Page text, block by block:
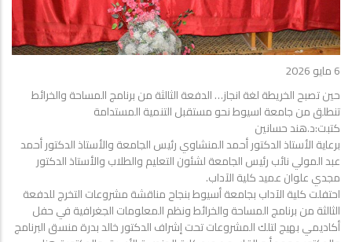
6 مايو 2026
حين تصبح الخريطة لغة انجاز… الدفعة الثالثة من برنامج المساحة والخرائط
تنطلق من جامعة اسيوط نحو مستقبل التنمية المستدامة
كتبت:د.هند حسانين
برعاية الأستاذ الدكتور أحمد المنشاوي رئيس الجامعة والأستاذ الدكتور أحمد
عبد المولي نائب رئيس الجامعة لشئون التعليم والطلاب والأستاذ الدكتور
مجدي علوان عميد كلية الآداب.
احتفلت كلية الآداب بجامعة أسيوط بنجاح مناقشة مشروعات التخرج للدفعة
الثالثة من برنامج المساحة والخرائط ونظم المعلومات الجغرافية في حفل
أكاديمي بهيج لتلك المشروعات تحت إشراف الدكتور خالد بدرة منسق البرنامج